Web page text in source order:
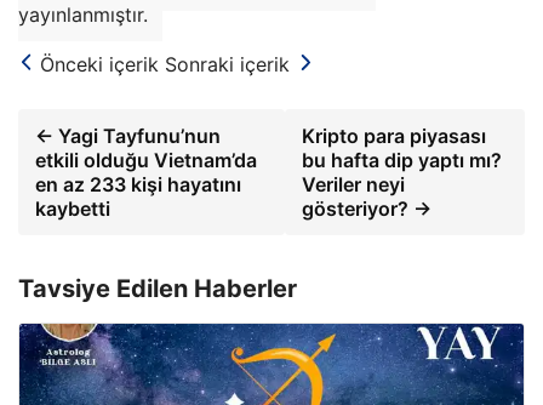
yayınlanmıştır.
Önceki içerik Sonraki içerik
← Yagi Tayfunu’nun
etkili olduğu Vietnam’da
en az 233 kişi hayatını
kaybetti
Kripto para piyasası
bu hafta dip yaptı mı?
Veriler neyi
gösteriyor? →
Tavsiye Edilen Haberler